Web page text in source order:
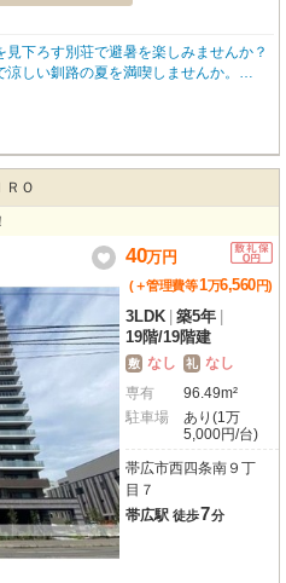
見下ろす別荘で避暑を楽しみませんか？
しい釧路の夏を満喫しませんか。
野鳥観察スポットの春
シマエナガやカモもやってきます。8月
マンスリー
Ｏ
40万円
(＋管理費等1万6,560円)
3LDK 築5年
19階/19階建
敷 なし 礼 なし
専有
96.49m²
駐車場
あり(1万
5,000円/台)
帯広市西四条南９丁
目７
帯広駅 徒歩7分